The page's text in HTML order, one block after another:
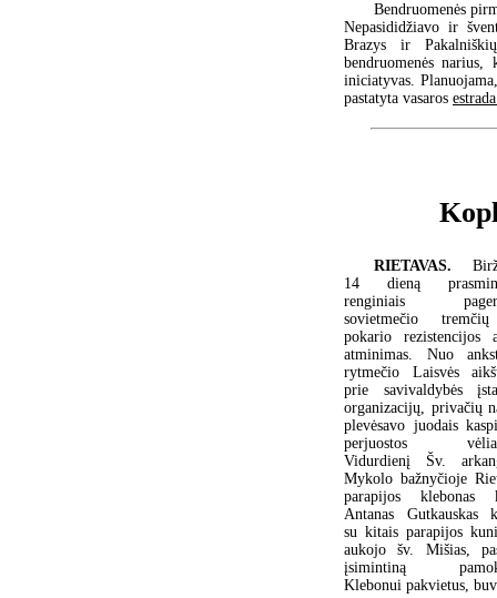
Bendruomenės
Nepasididžiavo ir
Brazys ir
bendruomenės narius,
iniciatyvas.
pastatyta vasaros
RIETAVAS.
14 dieną
renginiais
sovietmečio
pokario rezistencijos
atminimas. Nuo
rytmečio Laisvės
prie savivaldybės
organizacijų, privačių
plevėsavo juodais
perjuostos
Vidurdienį Šv.
Mykolo bažnyčioje
parapijos klebonas
Antanas Gutkauskas
su kitais parapijos
aukojo šv. Mišias,
įsimintiną
Klebonui pakvietus,